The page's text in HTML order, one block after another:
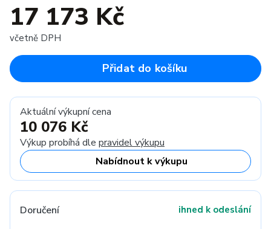
17 173 Kč
včetně DPH
Přidat do košíku
Aktuální výkupní cena
10 076 Kč
Výkup probíhá dle pravidel výkupu
Nabídnout k výkupu
Doručení ihned k odeslání